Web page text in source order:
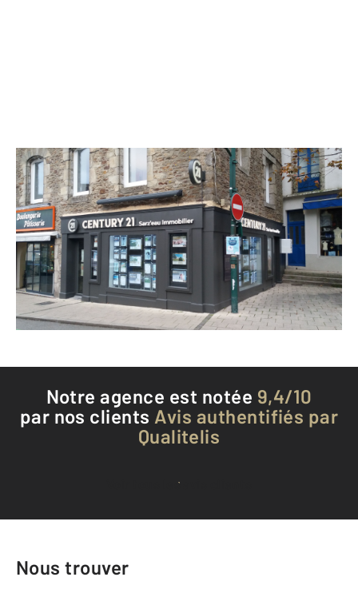
CENTURY 21 Sarz'eau Immobilier
4 Place Duchesse Anne
SARZEAU - 56370
Envoyer un message
Téléphoner à l'agence
Notre agence est notée 9,4/10
par nos clients Avis authentifiés par
Qualitelis
Voir tous les avis clients
Nous trouver